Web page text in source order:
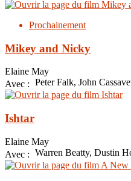
Prochainement
Mikey and Nicky
Elaine May
Avec : Peter Falk, John
Ishtar
Elaine May
Avec : Warren Beatty, Dustin